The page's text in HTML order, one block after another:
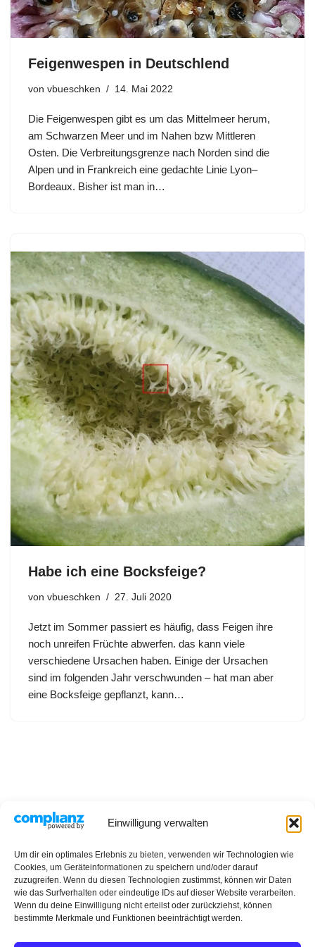
Einwilligung verwalten
Um dir ein optimales Erlebnis zu bieten, verwenden wir Technologien wie
Cookies, um Geräteinformationen zu speichern und/oder darauf
zuzugreifen. Wenn du diesen Technologien zustimmst, können wir Daten
wie das Surfverhalten oder eindeutige IDs auf dieser Website verarbeiten.
Wenn du deine Einwilligung nicht erteilst oder zurückziehst, können
bestimmte Merkmale und Funktionen beeinträchtigt werden.
Feigenwespen in Deutschlend
von vbueschken 14. Mai 2022
Die Feigenwespen gibt es um das Mittelmeer herum,
am Schwarzen Meer und im Nahen bzw Mittleren
Osten. Die Verbreitungsgrenze nach Norden sind die
Alpen und in Frankreich eine gedachte Linie Lyon–
Bordeaux. Bisher ist man in…
Habe ich eine Bocksfeige?
von vbueschken 27. Juli 2020
Jetzt im Sommer passiert es häufig, dass Feigen ihre
noch unreifen Früchte abwerfen. das kann viele
verschiedene Ursachen haben. Einige der Ursachen
sind im folgenden Jahr verschwunden – hat man aber
eine Bocksfeige gepflanzt, kann…
Datenschutzerklärung Impressum
Rezepte